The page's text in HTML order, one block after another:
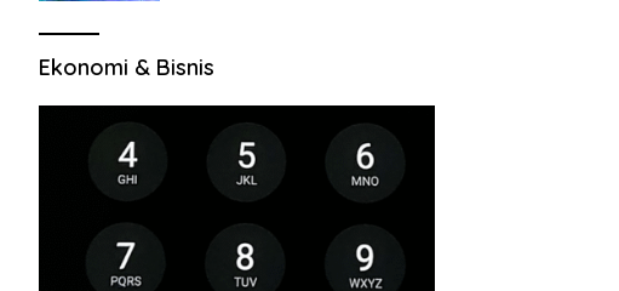
Ekonomi & Bisnis